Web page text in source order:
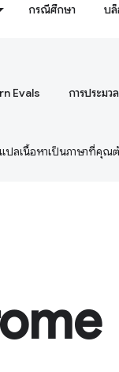
กรณีศึกษา บ
Evals การประมว
ปลเนื้อหาเป็นภาษาที่คุ